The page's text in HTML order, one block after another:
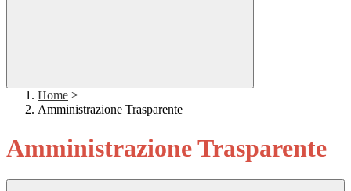
Home >
Amministrazione Trasparente
Amministrazione Trasparente